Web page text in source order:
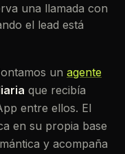
una llamada con
el lead está
un agente
que recibía
entre ellos. El
en su propia base
y acompaña